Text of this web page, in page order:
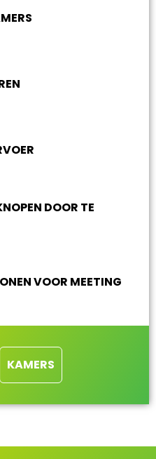
DOOR TE
VOOR MEETING
KAMERS